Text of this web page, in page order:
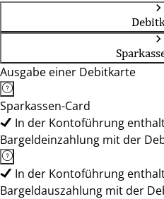
Ausgabe einer Debitkarte
Sparkassen-Card
In der Kontoführung
Bargeldeinzahlung mit der
In der Kontoführung
Bargeldauszahlung mit der